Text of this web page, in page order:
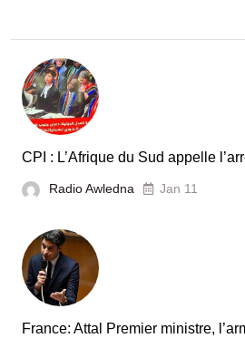
CPI : L’Afrique du Sud appelle
Radio Awledna Jan 11
France: Attal Premier ministre,